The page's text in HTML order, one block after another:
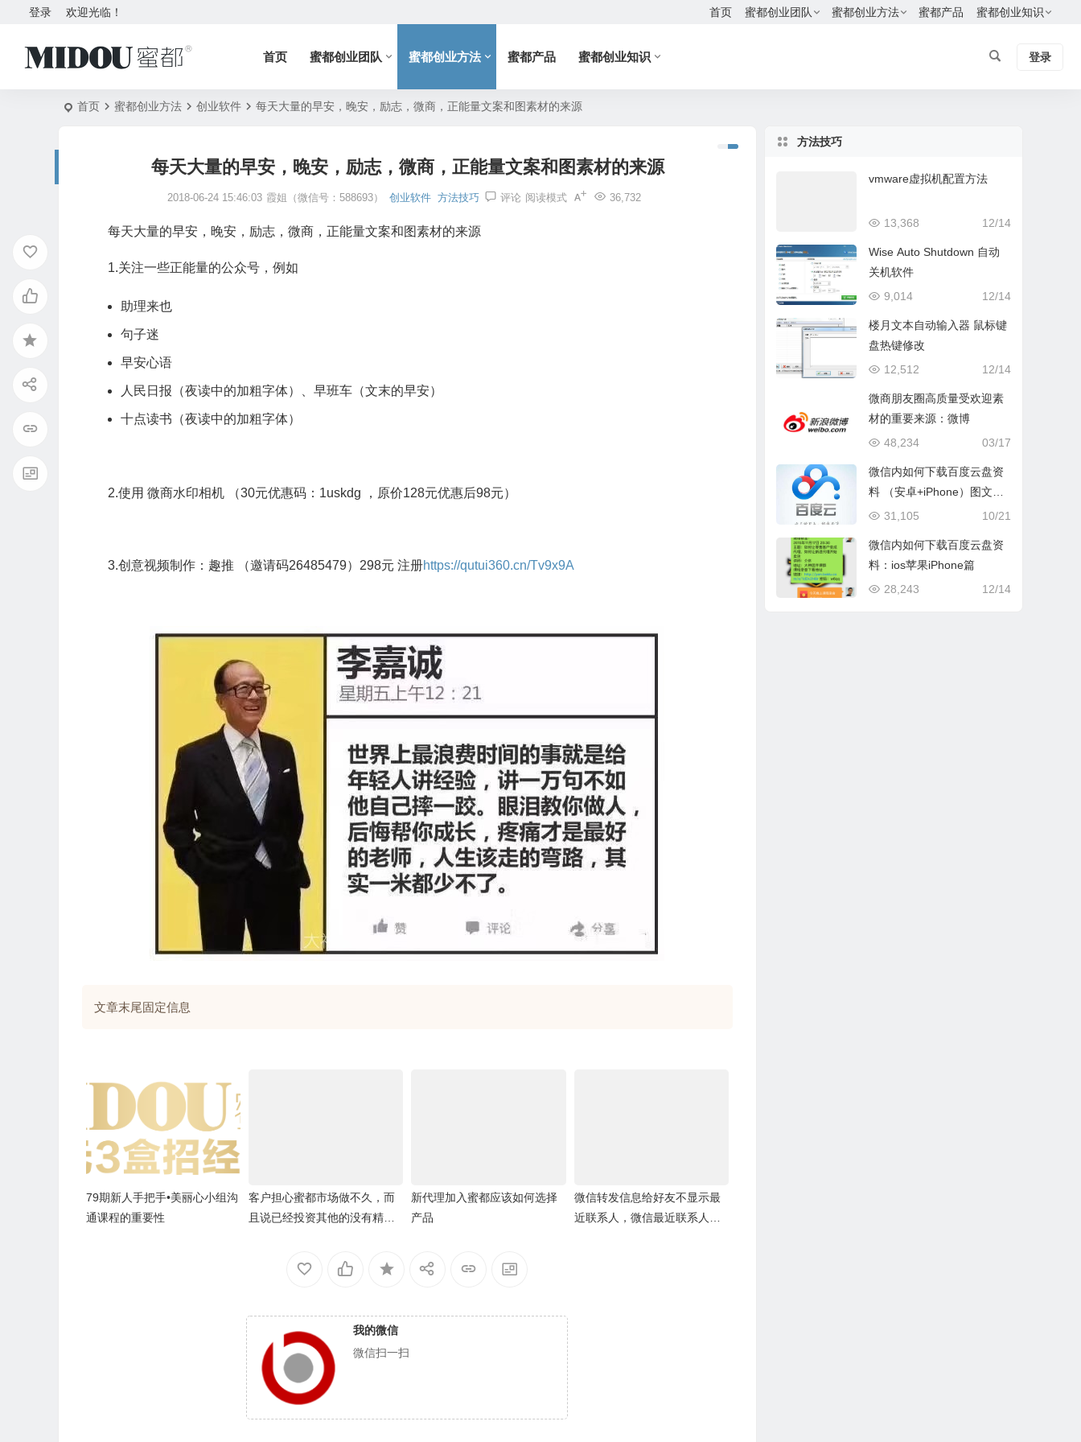
欢迎光临！
登录 首页 蜜都创业团队 蜜都创业方法 蜜都产品 蜜都创业知识
首页 蜜都创业团队 蜜都创业方法 蜜都产品 蜜都创业知识 登录
首页 蜜都创业方法 创业软件 每天大量的早安，晚安，励志，微商，正能量文案和图素材的来源
每天大量的早安，晚安，励志，微商，正能量文案和图素材的来源
2018-06-24 15:46:03 霞姐（微信号：588693） 创业软件 方法技巧 评论 36,732
阅读模式
每天大量的早安，晚安，励志，微商，正能量文案和图素材的来源
1.关注一些正能量的公众号，例如
助理来也
句子迷
早安心语
人民日报（夜读中的加粗字体）、早班车（文末的早安）
十点读书（夜读中的加粗字体）
2.使用 微商水印相机 （30元优惠码：1uskdg ，原价128元优惠后98元）
3.创意视频制作：趣推 （邀请码26485479）298元 注册https://qutui360.cn/Tv9x9A
文章末尾固定信息
79期新人手把手•美丽心小组沟
通课程的重要性
客户担心蜜都市场做不久，而
且说已经投资其他的没有精力
新代理加入蜜都应该如何选择
产品
微信转发信息给好友不显示最
近联系人，微信最近联系人空
我的微信
微信扫一扫
方法技巧
vmware虚拟机配置方法
12/14
13,368
Wise Auto Shutdown 自动
关机软件
12/14
9,014
楼月文本自动输入器 鼠标键
盘热键修改
12/14
12,512
微商朋友圈高质量受欢迎素
材的重要来源：微博
03/17
48,234
微信内如何下载百度云盘资
料 （安卓+iPhone）图文视
频教程
10/21
31,105
微信内如何下载百度云盘资
料：ios苹果iPhone篇
12/14
28,243